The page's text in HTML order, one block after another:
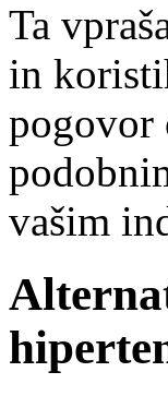
Ta
in
pogovor
vašim